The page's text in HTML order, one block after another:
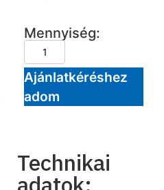
Mennyiség:
Ajánlatkéréshez
adom
Technikai